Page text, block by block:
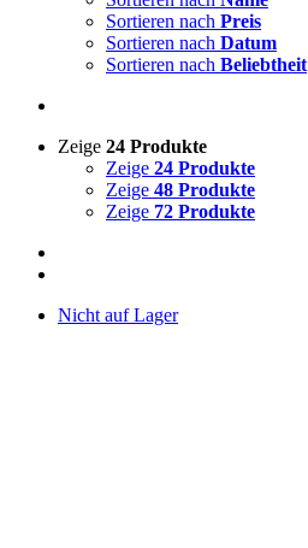
Sortieren nach Preis
Sortieren nach Datum
Sortieren nach Beliebtheit
Zeige 24 Produkte
Zeige 24 Produkte
Zeige 48 Produkte
Zeige 72 Produkte
Nicht auf Lager